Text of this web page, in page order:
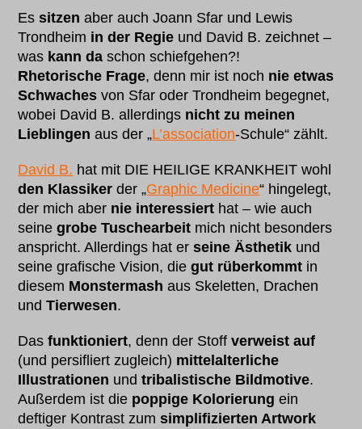
Essitzen aber auch Joann Sfar und Lewis
Trondheim in der Regie und David B. zeichnet –
was kann da schon schiefgehen?!
Rhetorische Frage, denn mir ist noch nie etwas
Schwaches von Sfar oder Trondheim begegnet,
wobei David B. allerdings nicht zu meinen
Lieblingen aus der „L’association-Schule“ zählt.
David B. hat mit DIE HEILIGE KRANKHEIT wohl
den Klassiker der „Graphic Medicine“ hingelegt,
der mich aber nie interessiert hat – wie auch
seinegrobe Tuschearbeit mich nicht besonders
anspricht. Allerdings hat erseine Ästhetik und
seine grafische Vision, diegut rüberkommt in
diesem Monstermash aus Skeletten, Drachen
undTierwesen.
Dasfunktioniert, denn der Stoffverweist auf
(und persifliert zugleich) mittelalterliche
Illustrationen undtribalistische Bildmotive.
Außerdem ist die poppige Kolorierung ein
deftiger Kontrast zumsimplifizierten Artwork